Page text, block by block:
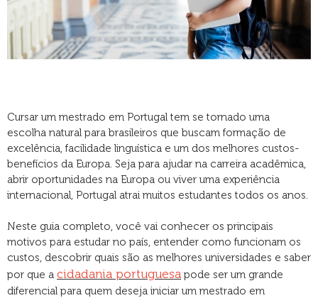
Cursar um mestrado em Portugal tem se tornado uma
escolha natural para brasileiros que buscam formação de
excelência, facilidade linguística e um dos melhores custos-
benefícios da Europa. Seja para ajudar na carreira acadêmica,
abrir oportunidades na Europa ou viver uma experiência
internacional, Portugal atrai muitos estudantes todos os anos.
Neste guia completo, você vai conhecer os principais
motivos para estudar no país, entender como funcionam os
custos, descobrir quais são as melhores universidades e saber
por que a cidadania portuguesa pode ser um grande
diferencial para quem deseja iniciar um mestrado em